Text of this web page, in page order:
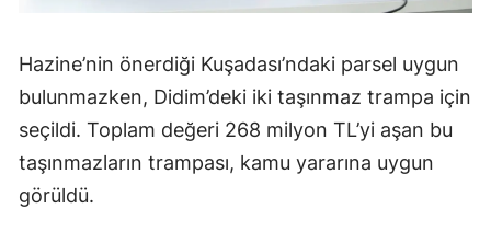
Hazine’nin önerdiği Kuşadası’ndaki parsel uygun
bulunmazken, Didim’deki iki taşınmaz trampa için
seçildi. Toplam değeri 268 milyon TL’yi aşan bu
taşınmazların trampası, kamu yararına uygun
görüldü.